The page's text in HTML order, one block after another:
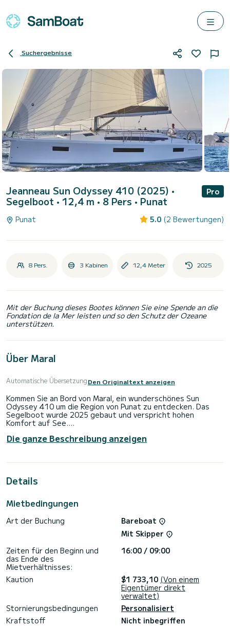
Suchergebnisse
Jeanneau Sun Odyssey 410 (2025) •
Segelboot • 12,4 m • 8 Pers • Punat
Pro
Punat 5.0 (2 Bewertungen)
8 Pers. 3 Kabinen 12,4 Meter 2025
Mit der Buchung dieses Bootes können Sie eine Spende an die
Fondation de la Mer leisten und so den Schutz der Ozeane
unterstützen.
Über Maral
Automatische ÜbersetzungDen Originaltext anzeigen
Kommen Sie an Bord von Maral, ein wunderschönes Sun
Odyssey 410 um die Region von Punat zu entdecken. Das
Segelboot wurde 2025 gebaut und verspricht hohen
Komfort auf See.
Das Boot verfügt über 3 komfortable Kabinen für bis zu 8
Personen. Mit seinen 12 Metern Länge und einer
Begleiter für einen unvergesslichen Bootsurlaub in der
Dieses Boot ist mit einem Rollgroßsegel und einem Rollgenua
Ausrüstung ausgestattet: Autopilot, Bugstrahlruder, USB-
Steckdose, Deckdusche, Badeplattform.
Bitte fordern Sie Ihr Angebot direkt über die Plattform an,
Die ganze Beschreibung anzeigen
Details
Mietbedingungen
Art der Buchung
Bareboat
Mit Skipper
Zeiten für den Beginn und
das Ende des
Mietverhältnisses:
16:00 / 09:00
Kaution $1 733,10 (Von einem
Eigentümer direkt
verwaltet)
Stornierungsbedingungen
Personalisiert
Kraftstoff
Nicht inbegriffen